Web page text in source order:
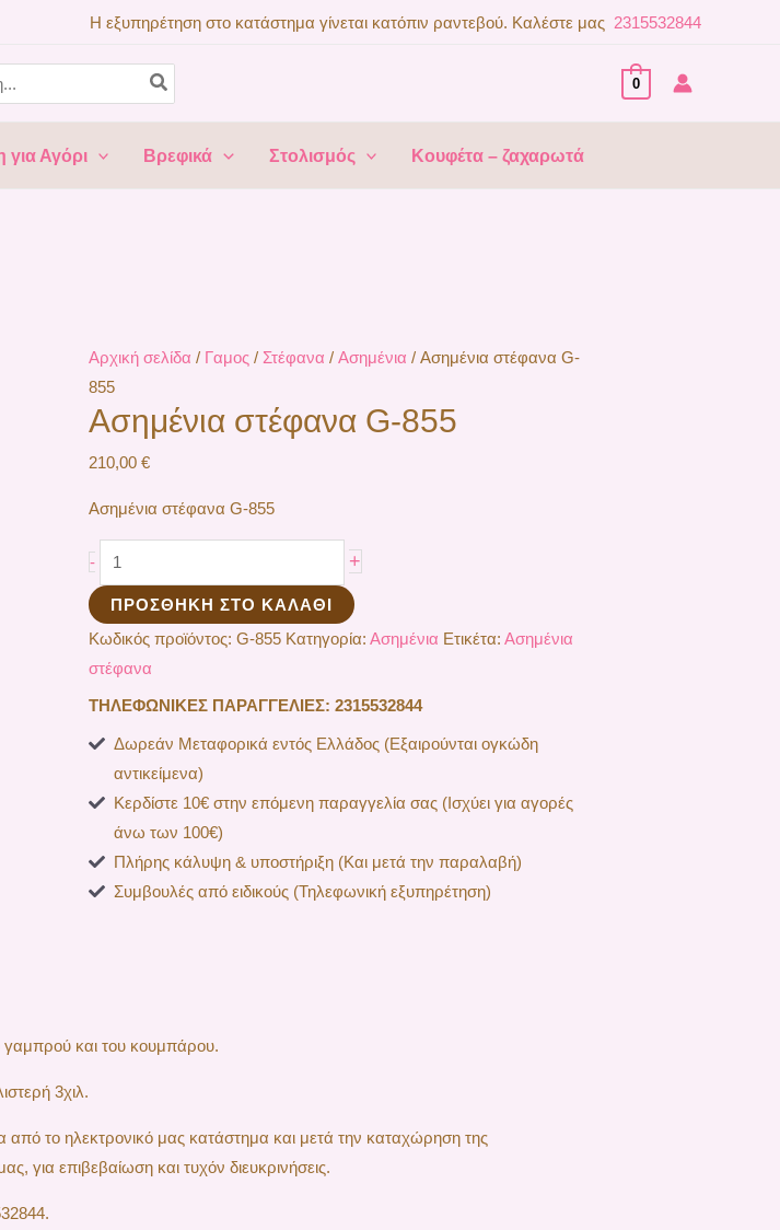
Η εξυπηρέτηση στο κατάστημα γίνεται κατόπιν ραντεβού. Καλέστε μας 2315532844
0
για Αγόρι Βρεφικά Στολισμός Κουφέτα – ζαχαρωτά
Αρχική σελίδα / Γαμος / Στέφανα / Ασημένια / Ασημένια στέφανα G-
855
Ασημένια στέφανα G-855
210,00 €
Ασημένια στέφανα G-855
-
Ασημένια
855
+
ΠΡΟΣΘΉΚΗ ΣΤΟ ΚΑΛΆΘΙ
Κωδικός προϊόντος: G-855 Κατηγορία: Ασημένια Ετικέτα: Ασημένια
στέφανα
ΤΗΛΕΦΩΝΙΚΕΣ ΠΑΡΑΓΓΕΛΙΕΣ: 2315532844
Δωρεάν Μεταφορικά εντός Ελλάδος (Εξαιρούνται ογκώδη
αντικείμενα)
Κερδίστε 10€ στην επόμενη παραγγελία σας (Ισχύει για αγορές
άνω των 100€)
Πλήρης κάλυψη & υποστήριξη (Και μετά την παραλαβή)
Συμβουλές από ειδικούς (Τηλεφωνική εξυπηρέτηση)
γαμπρού και του κουμπάρου.
3χιλ.
από το ηλεκτρονικό μας κατάστημα και μετά την καταχώρηση της
για επιβεβαίωση και τυχόν διευκρινήσεις.